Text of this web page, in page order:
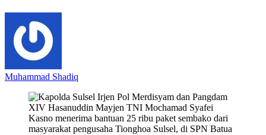
Muhammad Shadiq